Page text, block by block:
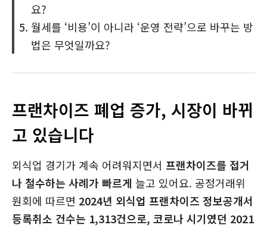
요?
월세를 ‘비용’이 아니라 ‘운영 전략’으로 바꾸는 방
법은 무엇일까요?
프랜차이즈 폐업 증가, 시장이 바뀌
고 있습니다
외식업 경기가 계속 어려워지면서 프랜차이즈를 접거
나 철수하는 사례가 빠르게 늘고 있어요. 공정거래위
원회에 따르면 2024년 외식업 프랜차이즈 정보공개서
등록취소 건수는 1,313건으로, 코로나 시기였던 2021